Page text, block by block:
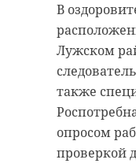
В
Лужском
также
опросом
проверкой
и его
про подсчет
Они уже
кадры у
подбежали
местные
Сейчас
старый
витражи в
Впереди
утепление